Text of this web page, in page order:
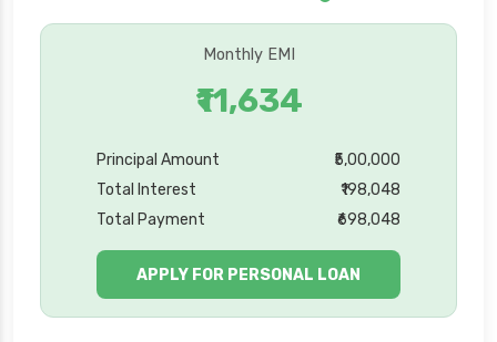
Monthly EMI
₹11,634
Principal Amount
₹5,00,000
Total Interest
₹198,048
Total Payment
₹698,048
APPLY FOR PERSONAL LOAN